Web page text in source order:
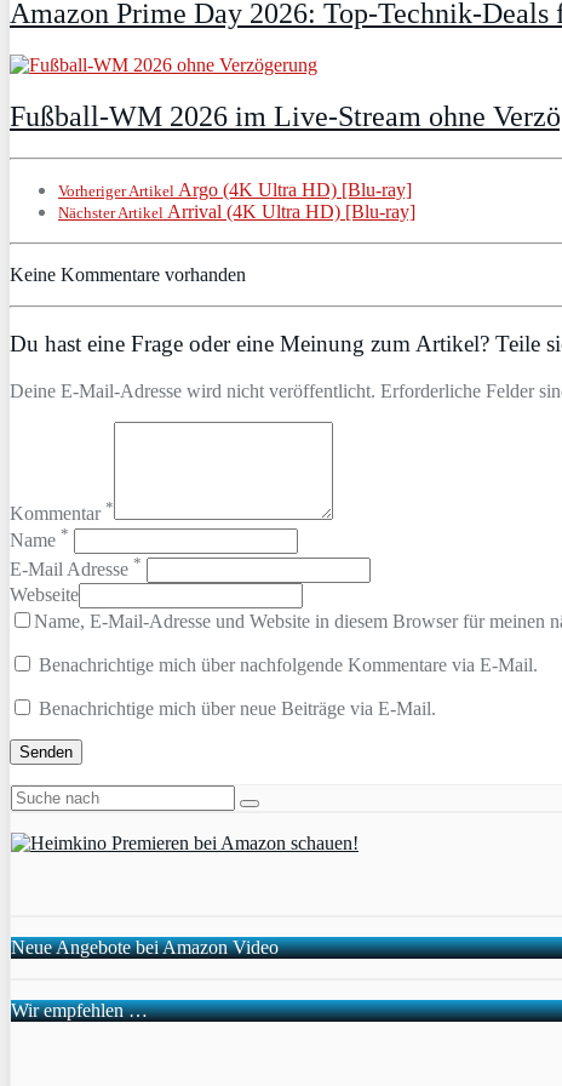
Amazon Prime Day 2026: Top-Technik-
Fußball-WM 2026 im Live-Stream ohne
Vorheriger Artikel Argo (4K Ultra HD) [Blu-ray]
Nächster Artikel Arrival (4K Ultra HD) [Blu-ray]
Keine Kommentare vorhanden
Du hast eine Frage oder eine Meinung zum Artikel? Teile
Deine E-Mail-Adresse wird nicht veröffentlicht. Erforderliche Felder
Kommentar *
Name *
E-Mail Adresse *
Webseite
Name, E-Mail-Adresse und Website in diesem Browser für meinen
Benachrichtige mich über nachfolgende Kommentare via E-Mail.
Benachrichtige mich über neue Beiträge via E-Mail.
Neue Angebote bei Amazon Video
Wir empfehlen …